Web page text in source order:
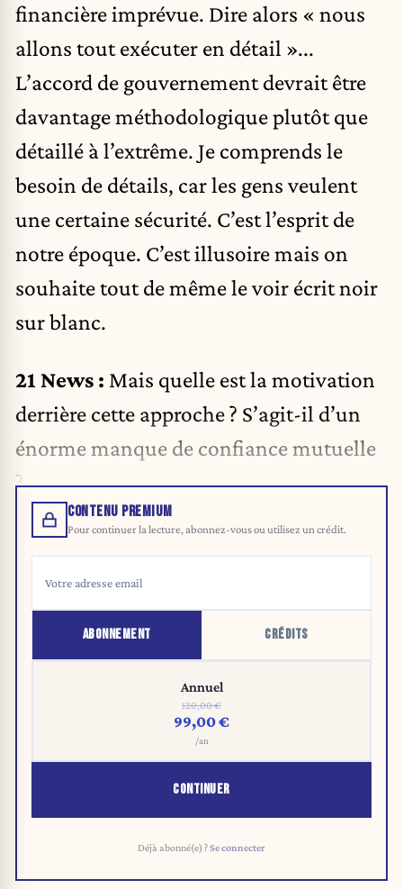
financière imprévue. Dire alors « nous
allons tout exécuter en détail »...
L’accord de gouvernement devrait être
davantage méthodologique plutôt que
détaillé à l’extrême. Je comprends le
besoin de détails, car les gens veulent
une certaine sécurité. C’est l’esprit de
notre époque. C’est illusoire mais on
souhaite tout de même le voir écrit noir
sur blanc.
21 News : Mais quelle est la motivation
derrière cette approche ? S’agit-il d’un
énorme manque de confiance mutuelle
?
CONTENU PREMIUM
Pour continuer la lecture, abonnez-vous ou utilisez un crédit.
ABONNEMENT CRÉDITS
Annuel
120,00 €
99,00 €
/an
CONTINUER
Déjà abonné(e) ?Se connecter